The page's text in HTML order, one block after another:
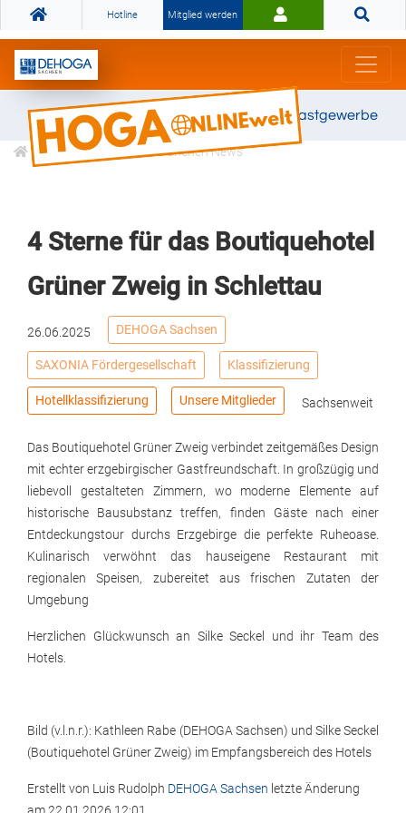
Hotline Mitglied werden
Gemeinsam stark für das Gastgewerbe
Informationen Branchen News
4 Sterne für das Boutiquehotel
Grüner Zweig in Schlettau
26.06.2025 DEHOGA Sachsen
SAXONIA Fördergesellschaft Klassifizierung
Hotellklassifizierung Unsere Mitglieder Sachsenweit
Das Boutiquehotel Grüner Zweig verbindet zeitgemäßes Design
mit echter erzgebirgischer Gastfreundschaft. In großzügig und
liebevoll gestalteten Zimmern, wo moderne Elemente auf
historische Bausubstanz treffen, finden Gäste nach einer
Entdeckungstour durchs Erzgebirge die perfekte Ruheoase.
Kulinarisch verwöhnt das hauseigene Restaurant mit
regionalen Speisen, zubereitet aus frischen Zutaten der
Umgebung
Herzlichen Glückwunsch an Silke Seckel und ihr Team des
Hotels.
Bild (v.l.n.r.): Kathleen Rabe (DEHOGA Sachsen) und Silke Seckel
(Boutiquehotel Grüner Zweig) im Empfangsbereich des Hotels
Erstellt von Luis Rudolph DEHOGA Sachsen letzte Änderung